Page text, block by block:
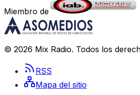
Miembro de
© 2026 Mix Radio. Todos los
RSS
Mapa del sitio